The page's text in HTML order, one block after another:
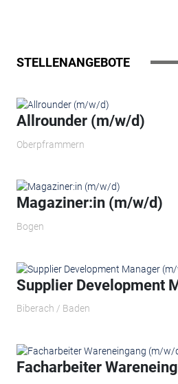
STELLENANGEBOTE
Allrounder (m/w/d)
Oberpframmern
Magaziner:in (m/w/d)
Bogen
Supplier Development
Biberach / Baden
Facharbeiter